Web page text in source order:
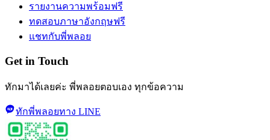
รายงานความพร้อมฟรี
ทดสอบภาษาอังกฤษฟรี
แชทกับพี่พลอย
Get in Touch
ทักมาได้เลยค่ะ พี่พลอยตอบเอง ทุกข้อความ
ทักพี่พลอยทาง LINE